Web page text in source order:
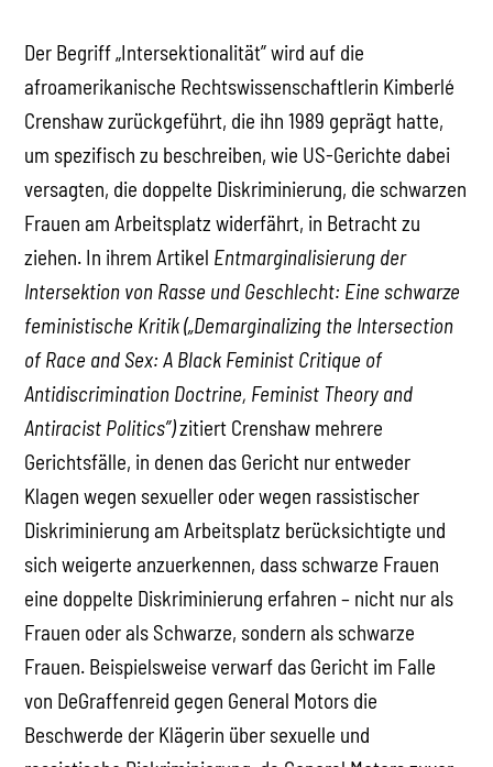
Der Begriff „Intersektionalität” wird auf die
afroamerikanische Rechtswissenschaftlerin Kimberlé
Crenshaw zurückgeführt, die ihn 1989 geprägt hatte,
um spezifisch zu beschreiben, wie US-Gerichte dabei
versagten, die doppelte Diskriminierung, die schwarzen
Frauen am Arbeitsplatz widerfährt, in Betracht zu
ziehen. In ihrem Artikel Entmarginalisierung der
Intersektion von Rasse und Geschlecht: Eine schwarze
feministische Kritik („Demarginalizing the Intersection
of Race and Sex: A Black Feminist Critique of
Antidiscrimination Doctrine, Feminist Theory and
Antiracist Politics”)zitiert Crenshaw mehrere
Gerichtsfälle, in denen das Gericht nur entweder
Klagen wegen sexueller oder wegen rassistischer
Diskriminierung am Arbeitsplatz berücksichtigte und
sich weigerte anzuerkennen, dass schwarze Frauen
eine doppelte Diskriminierung erfahren – nicht nur als
Frauen oder als Schwarze, sondern als schwarze
Frauen. Beispielsweise verwarf das Gericht im Falle
von DeGraffenreid gegen General Motors die
Beschwerde der Klägerin über sexuelle und